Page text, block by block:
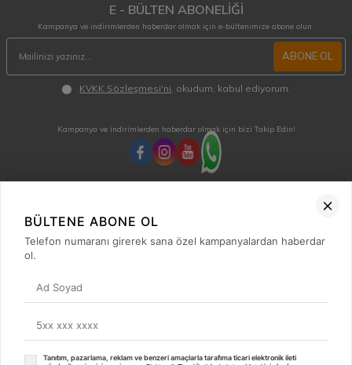
E - BÜLTEN ABONELİĞİ
Kampanya ve indirimlerden haberdar olmak için e-bültenimize abone olun.
ABONE OL
KVKK Sözleşmesi'ni , okudum, kabul ediyorum.
Kampanya ve indirimlerden haberdar olmak için bizi Takip Edin!
Hafta içi 08:00 - 18:00 / Cumartesi 08:00 - 13:00 arası merak ettiğiniz tüm sorular ve
siparişleriniz için ulaşabilirsiniz.
0850 515 01 10
Hızlı Erişim
Kategoriler
BÜLTENE ABONE OL
Telefon numaranı girerek sana özel kampanyalardan haberdar
ol.
Tanıtım, pazarlama, reklam ve benzeri amaçlarla tarafıma ticari elektronik ileti